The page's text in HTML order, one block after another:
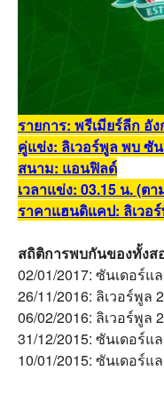
รายการ: พรีเมียร์ลีก อั
คู่แข่ง: ลิเวอร์พูล พบ ซั
สนาม: แอนฟิลด์
เวลาแข่ง: 03.15 น. (ตา
ราคาแฮนดิแคป: ลิเวอ
สถิติการพบกันของทั้งส
02/01/2017: ซันเดอร์แ
26/11/2016: ลิเวอร์พูล
06/02/2016: ลิเวอร์พูล
31/12/2015: ซันเดอร์แ
10/01/2015: ซันเดอร์แ